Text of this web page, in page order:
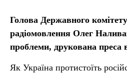
Голова Державного
радіомовлення Олег
проблеми, друкована преса
Як Україна протистоїть